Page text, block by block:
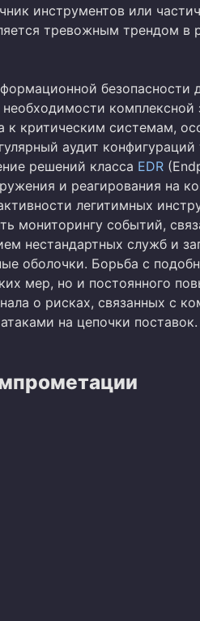
инструментов или
тревожным трендом в
безопасности
комплексной
к критическим системам,
аудит
решений класса EDR
и реагирования на
легитимных
мониторингу событий,
нестандартных служб и
оболочки. Борьба с
мер, но и постоянного
о рисках, связанных с
на цепочки поставок.